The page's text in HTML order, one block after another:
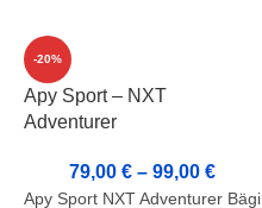
-20%
Apy Sport – NXT
Adventurer
79,00 € – 99,00 €
Apy Sport NXT Adventurer Bägi